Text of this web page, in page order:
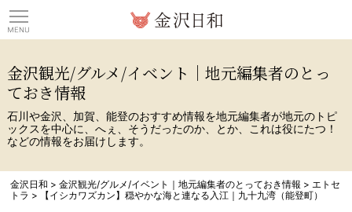
金沢観光/グルメ/イベント｜地元編集者のとっ
ておき情報
石川や金沢、加賀、能登のおすすめ情報を地元編集者が地元のトピ
ックスを中心に、へぇ、そうだったのか、とか、これは役にたつ！
などの情報をお届けします。
金沢日和 >金沢観光/グルメ/イベント｜地元編集者のとっておき情報 >エトセ
トラ > 【イシカワズカン】穏やかな海と連なる入江｜九十九湾（能登町）